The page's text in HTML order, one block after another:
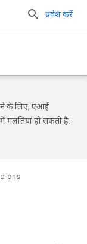
प्रवेश करें
के लिए, एआई
गलतियां हो सकती हैं.
ons